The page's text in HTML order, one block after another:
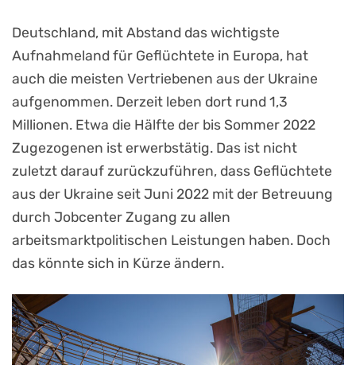
Deutschland, mit Abstand das wichtigste
Aufnahmeland für Geflüchtete in Europa, hat
auch die meisten Vertriebenen aus der Ukraine
aufgenommen. Derzeit leben dort rund 1,3
Millionen. Etwa die Hälfte der bis Sommer 2022
Zugezogenen ist erwerbstätig. Das ist nicht
zuletzt darauf zurückzuführen, dass Geflüchtete
aus der Ukraine seit Juni 2022 mit der Betreuung
durch Jobcenter Zugang zu allen
arbeitsmarktpolitischen Leistungen haben. Doch
das könnte sich in Kürze ändern.